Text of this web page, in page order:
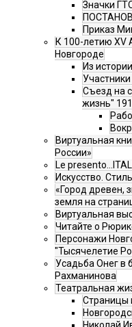
Значки
Приказ
К 100-летию XV
Новгороде
Из
Cъезд на
жизнь"
Виртуальная
России»
Le
Искусство.
«Город древен,
земля на
Виртуальная
Читайте о
Персонажи
"Тысячелетие
Усадьба Онег в
Рахманинова
Театральная
Страницы